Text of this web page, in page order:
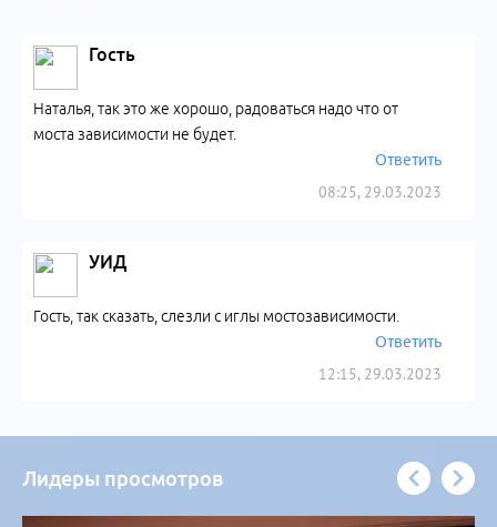
Гость
08:25, 29.03.2023
Наталья, так это же хорошо, радоваться надо что от
моста зависимости не будет.
Ответить
УИД
12:15, 29.03.2023
Гость, так сказать, слезли с иглы мостозависимости.
Ответить
Лидеры просмотров